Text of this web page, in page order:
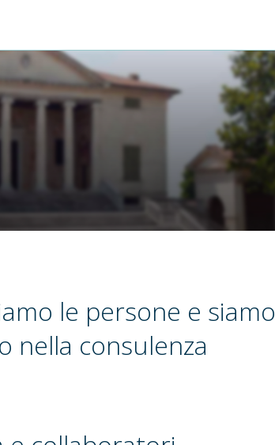
le persone e siamo
consulenza